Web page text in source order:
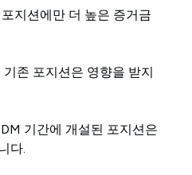
지션에만 더 높은 증거금
존 포지션은 영향을 받지
기간에 개설된 포지션은
다.